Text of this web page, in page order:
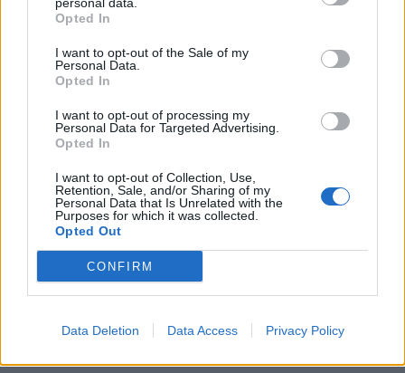
Opted In
I want to opt-out of the Sale of my
Personal Data.
Opted In
I want to opt-out of processing my
Personal Data for Targeted Advertising.
Opted In
I want to opt-out of Collection, Use,
Retention, Sale, and/or Sharing of my
Personal Data that Is Unrelated with the
Purposes for which it was collected.
Opted Out
CONFIRM
Data Deletion Data Access Privacy Policy
In evidenza